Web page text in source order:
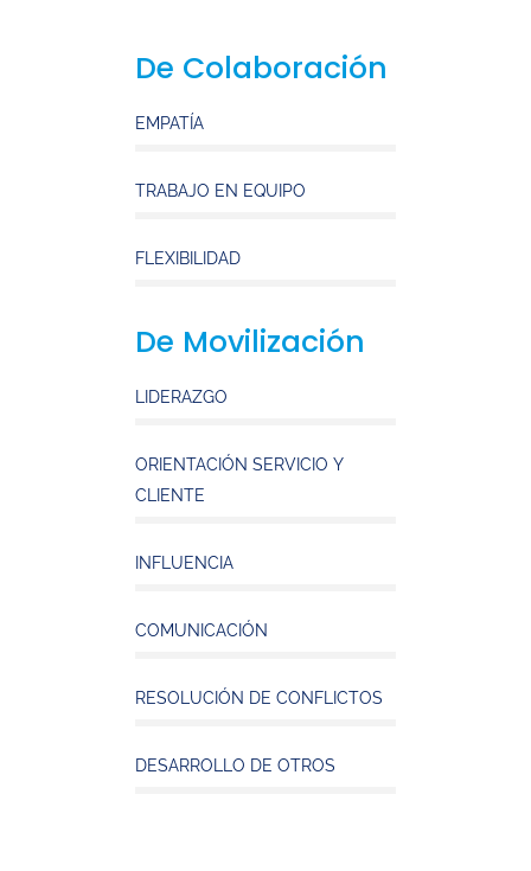
De Colaboración
EMPATÍA
TRABAJO EN EQUIPO
FLEXIBILIDAD
De Movilización
LIDERAZGO
ORIENTACIÓN SERVICIO Y
CLIENTE
INFLUENCIA
COMUNICACIÓN
RESOLUCIÓN DE CONFLICTOS
DESARROLLO DE OTROS